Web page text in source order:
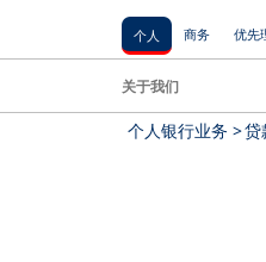
个人 商务 优先
关于我们
个人银行业务 >贷